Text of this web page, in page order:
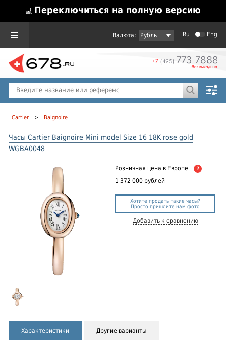
💻 Переключиться на полную версию
Рубль Ru Eng
Cartier > Baignoire
Часы Cartier Baignoire Mini model Size 16 18K rose gold
WGBA0048
Розничная цена в Европе ?
1 372 000 рублей
Хотите продать такие часы?
Просто пришлите нам фото
Добавить к сравнению
Характеристики Другие варианты